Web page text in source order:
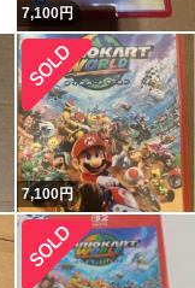
7,100円
7,100円